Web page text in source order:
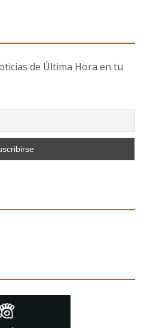
de Última Hora en tu